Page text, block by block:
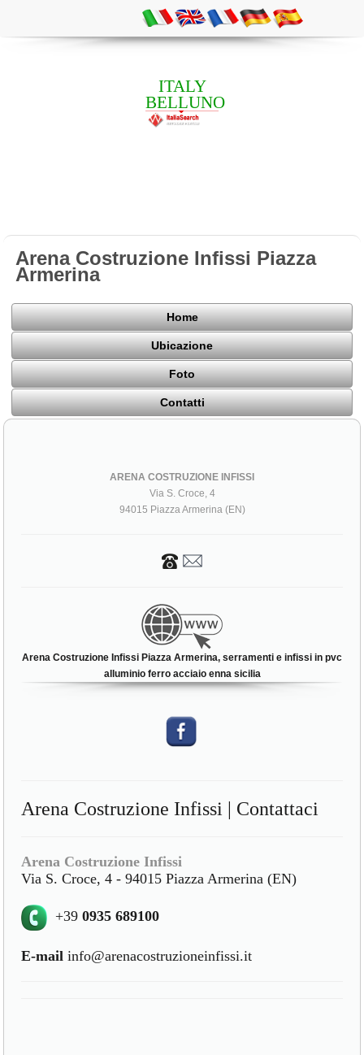
ITALY
BELLUNO
Arena Costruzione Infissi Piazza
Armerina
Home
Ubicazione
Foto
Contatti
ARENA COSTRUZIONE INFISSI
Via S. Croce, 4
94015 Piazza Armerina (EN)
Arena Costruzione Infissi Piazza Armerina, serramenti e infissi in pvc
alluminio ferro acciaio enna sicilia
Arena Costruzione Infissi | Contattaci
Arena Costruzione Infissi
Via S. Croce, 4 - 94015 Piazza Armerina (EN)
+390935 689100
E-mail info@arenacostruzioneinfissi.it